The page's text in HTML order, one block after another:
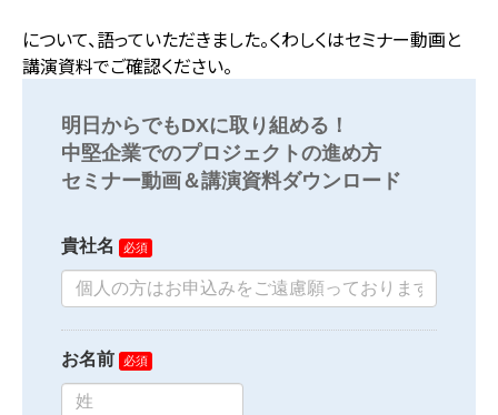
について、語っていただきました。くわしくはセミナー動画と
講演資料でご確認ください。